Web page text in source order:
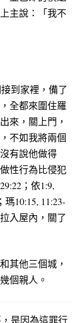
主說：「我不
到家裡，備了
全都來圍住羅
來，關上門，
不如我將兩個
有說他做得
性行為比侵犯
；依1:9,
瑪10:15, 11:23-
入屋內，關了
其他三個城，
個親人。
是因為這罪行